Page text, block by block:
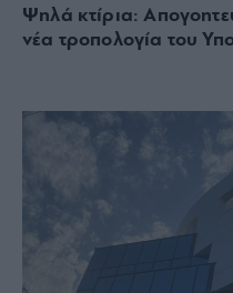
Ψηλά κτίρια:
νέα τροπολογία του